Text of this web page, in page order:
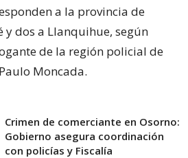
a la provincia de
y dos a Llanquihue, según
de la región policial de
Moncada.
Crimen de comerciante en Osorno:
Gobierno asegura coordinación
con policías y Fiscalía